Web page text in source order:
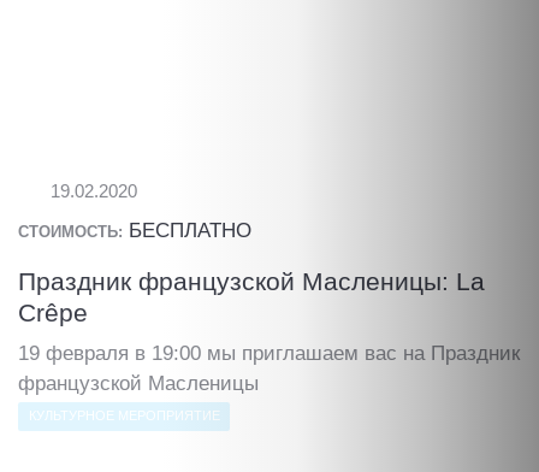
19.02.2020
СТОИМОСТЬ: БЕСПЛАТНО
Праздник французской Масленицы: La
Crêpe
19 февраля в 19:00 мы приглашаем вас на Праздник
французской Масленицы
КУЛЬТУРНОЕ МЕРОПРИЯТИЕ